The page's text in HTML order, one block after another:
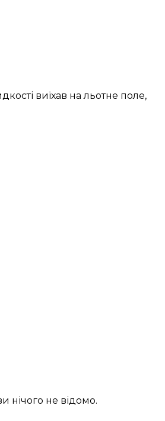
виїхав на льотне поле,
нічого не відомо.